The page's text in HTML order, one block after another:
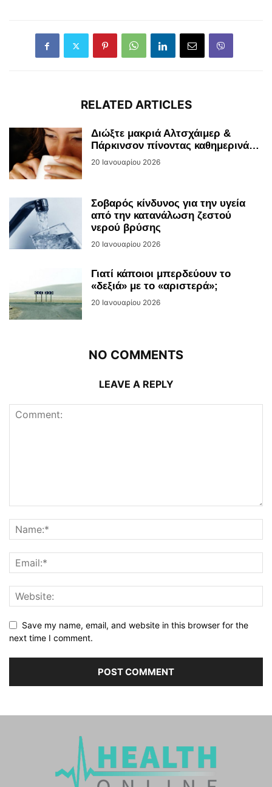
RELATED ARTICLES
Διώξτε μακριά Αλτσχάιμερ &
Πάρκινσον πίνοντας καθημερινά…
20 Ιανουαρίου 2026
Σοβαρός κίνδυνος για την υγεία
από την κατανάλωση ζεστού
νερού βρύσης
20 Ιανουαρίου 2026
Γιατί κάποιοι μπερδεύουν το
«δεξιά» με το «αριστερά»;
20 Ιανουαρίου 2026
NO COMMENTS
LEAVE A REPLY
Save my name, email, and website in this browser for the
next time I comment.